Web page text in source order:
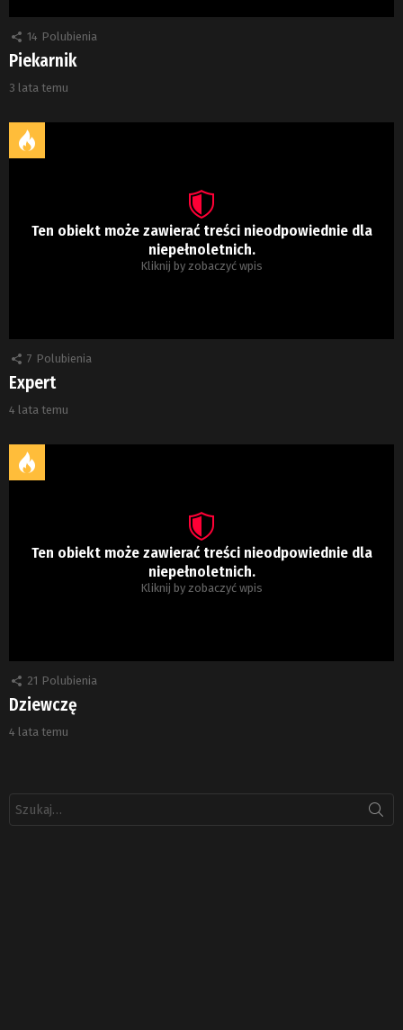
14 Polubienia
Piekarnik
3 lata temu
Ten obiekt może zawierać treści nieodpowiednie dla
niepełnoletnich.
Kliknij by zobaczyć wpis
7 Polubienia
Expert
4 lata temu
Ten obiekt może zawierać treści nieodpowiednie dla
niepełnoletnich.
Kliknij by zobaczyć wpis
21 Polubienia
Dziewczę
4 lata temu